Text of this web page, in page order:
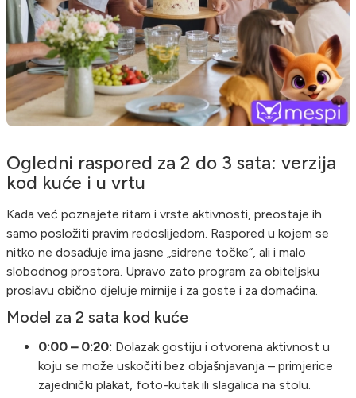
Ogledni raspored za 2 do 3 sata: verzija
kod kuće i u vrtu
Kada već poznajete ritam i vrste aktivnosti, preostaje ih
samo posložiti pravim redoslijedom. Raspored u kojem se
nitko ne dosađuje ima jasne „sidrene točke“, ali i malo
slobodnog prostora. Upravo zato program za obiteljsku
proslavu obično djeluje mirnije i za goste i za domaćina.
Model za 2 sata kod kuće
0:00 – 0:20: Dolazak gostiju i otvorena aktivnost u
koju se može uskočiti bez objašnjavanja – primjerice
zajednički plakat, foto-kutak ili slagalica na stolu.